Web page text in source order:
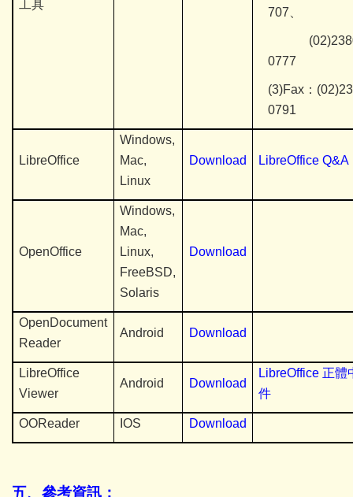
工具
707、
0777
(3)Fax：
0791
LibreOffice
Windows,
Mac,
Linux
Download LibreOffice Q&A
OpenOffice
Windows,
Mac,
Linux,
FreeBSD,
Solaris
Download
OpenDocument
Reader
Android Download
LibreOffice
Viewer
Android Download
LibreOffice 正體
件
OOReader IOS Download
五、參考資訊：